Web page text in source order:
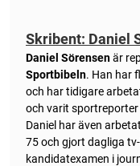
Skribent: Daniel
Daniel Sörensenär
Sportbibeln. Han har
och har tidigare
och varit
Daniel har även
75 och gjort dagliga
kandidatexamen i